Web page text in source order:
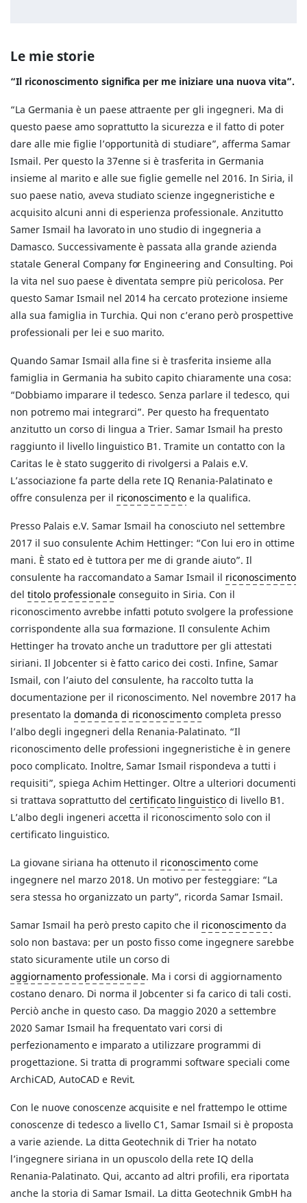
Le mie storie
“Il riconoscimento significa per me iniziare una nuova vita”.
“La Germania è un paese attraente per gli ingegneri. Ma di
questo paese amo soprattutto la sicurezza e il fatto di poter
dare alle mie figlie l’opportunità di studiare”, afferma Samar
Ismail. Per questo la 37enne si è trasferita in Germania
insieme al marito e alle sue figlie gemelle nel 2016. In Siria, il
suo paese natio, aveva studiato scienze ingegneristiche e
acquisito alcuni anni di esperienza professionale. Anzitutto
Samer Ismail ha lavorato in uno studio di ingegneria a
Damasco. Successivamente è passata alla grande azienda
statale General Company for Engineering and Consulting. Poi
la vita nel suo paese è diventata sempre più pericolosa. Per
questo Samar Ismail nel 2014 ha cercato protezione insieme
alla sua famiglia in Turchia. Qui non c’erano però prospettive
professionali per lei e suo marito.
Quando Samar Ismail alla fine si è trasferita insieme alla
famiglia in Germania ha subito capito chiaramente una cosa:
“Dobbiamo imparare il tedesco. Senza parlare il tedesco, qui
non potremo mai integrarci”. Per questo ha frequentato
anzitutto un corso di lingua a Trier. Samar Ismail ha presto
raggiunto il livello linguistico B1. Tramite un contatto con la
Caritas le è stato suggerito di rivolgersi a Palais e.V.
L’associazione fa parte della rete IQ Renania-Palatinato e
offre consulenza per il riconoscimento e la qualifica.
Presso Palais e.V. Samar Ismail ha conosciuto nel settembre
2017 il suo consulente Achim Hettinger: “Con lui ero in ottime
mani. È stato ed è tuttora per me di grande aiuto”. Il
consulente ha raccomandato a Samar Ismail il riconoscimento
del titolo professionaleconseguito in Siria. Con il
riconoscimento avrebbe infatti potuto svolgere la professione
corrispondente alla sua formazione. Il consulente Achim
Hettinger ha trovato anche un traduttore per gli attestati
siriani. Il Jobcenter si è fatto carico dei costi. Infine, Samar
Ismail, con l’aiuto del consulente, ha raccolto tutta la
documentazione per il riconoscimento. Nel novembre 2017 ha
presentato la domanda di riconoscimento completa presso
l’albo degli ingegneri della Renania-Palatinato. “Il
riconoscimento delle professioni ingegneristiche è in genere
poco complicato. Inoltre, Samar Ismail rispondeva a tutti i
requisiti”, spiega Achim Hettinger. Oltre a ulteriori documenti
si trattava soprattutto delcertificato linguistico di livello B1.
L’albo degli ingeneri accetta il riconoscimento solo con il
certificato linguistico.
La giovane siriana ha ottenuto il riconoscimento come
ingegnere nel marzo 2018. Un motivo per festeggiare: “La
sera stessa ho organizzato un party”, ricorda Samar Ismail.
Samar Ismail ha però presto capito che il riconoscimentoda
solo non bastava: per un posto fisso come ingegnere sarebbe
stato sicuramente utile un corso di
aggiornamento professionale. Ma i corsi di aggiornamento
costano denaro. Di norma il Jobcenter si fa carico di tali costi.
Perciò anche in questo caso. Da maggio 2020 a settembre
2020 Samar Ismail ha frequentato vari corsi di
perfezionamento e imparato a utilizzare programmi di
progettazione. Si tratta di programmi software speciali come
ArchiCAD, AutoCAD e Revit.
Con le nuove conoscenze acquisite e nel frattempo le ottime
conoscenze di tedesco a livello C1, Samar Ismail si è proposta
a varie aziende. La ditta Geotechnik di Trier ha notato
l’ingegnere siriana in un opuscolo della rete IQ della
Renania-Palatinato. Qui, accanto ad altri profili, era riportata
anche la storia di Samar Ismail. La ditta Geotechnik GmbH ha